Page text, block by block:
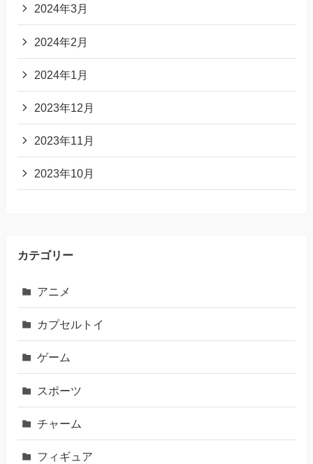
2024年3月
2024年2月
2024年1月
2023年12月
2023年11月
2023年10月
カテゴリー
アニメ
カプセルトイ
ゲーム
スポーツ
チャーム
フィギュア